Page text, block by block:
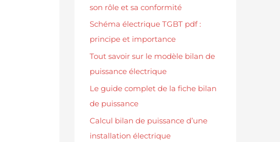
son rôle et sa conformité
Schéma électrique TGBT pdf :
principe et importance
Tout savoir sur le modèle bilan de
puissance électrique
Le guide complet de la fiche bilan
de puissance
Calcul bilan de puissance d’une
installation électrique